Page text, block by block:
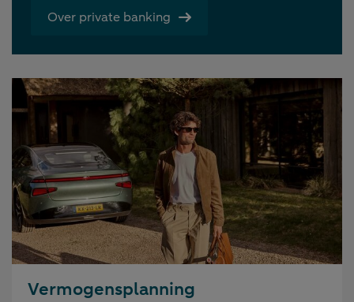
Over private banking
Vermogensplanning